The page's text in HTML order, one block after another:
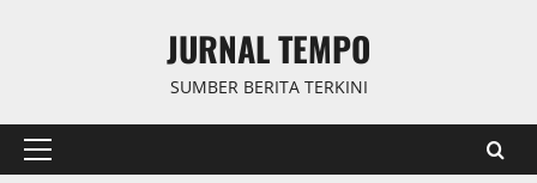
JURNAL TEMPO
SUMBER BERITA TERKINI
Primary